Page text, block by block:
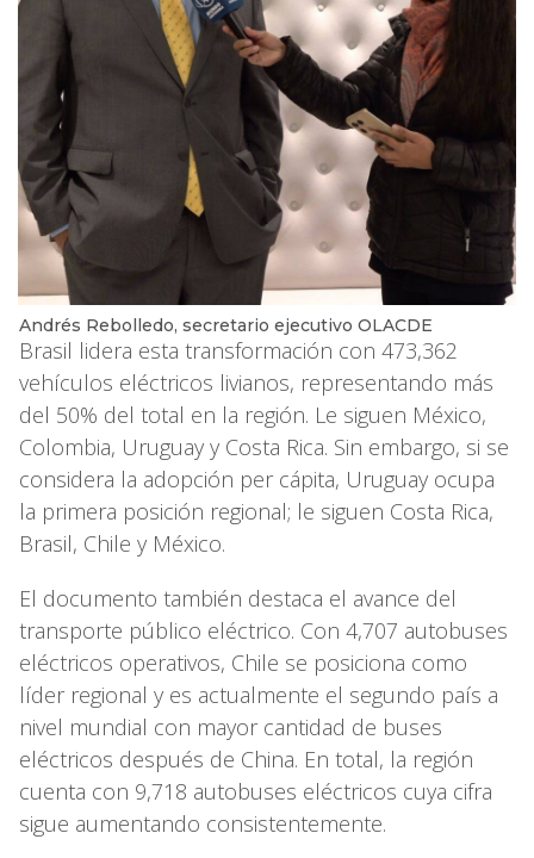
Andrés Rebolledo, secretario ejecutivo OLACDE
Brasil lidera esta transformación con 473,362
vehículos eléctricos livianos, representando más
del 50% del total en la región. Le siguen México,
Colombia, Uruguay y Costa Rica. Sin embargo, si se
considera la adopción per cápita, Uruguay ocupa
la primera posición regional; le siguen Costa Rica,
Brasil, Chile y México.
El documento también destaca el avance del
transporte público eléctrico. Con 4,707 autobuses
eléctricos operativos, Chile se posiciona como
líder regional y es actualmente el segundo país a
nivel mundial con mayor cantidad de buses
eléctricos después de China. En total, la región
cuenta con 9,718 autobuses eléctricos cuya cifra
sigue aumentando consistentemente.